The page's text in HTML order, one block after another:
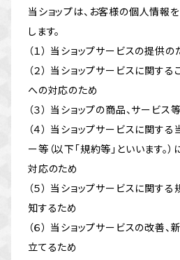
当ショップは、お客様の個人情報
します。
（１） 当ショップサービスの提供の
（２） 当ショップサービスに関す
への対応のため
（３） 当ショップの商品、サービス
（４） 当ショップサービスに関する
ー等（以下「規約等」といいます。
対応のため
（５） 当ショップサービスに関す
知するため
（６） 当ショップサービスの改善
立てるため